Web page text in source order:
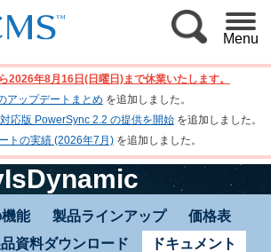
Menu
2026年8月16日(日曜日)まで休業いたします。
アップデートまとめ を追加しました。
応版 PowerSync 2.2 の提供を開始を追加しました。
トの実績 (2026年7月)を追加しました。
能 製品ラインアップ
価格表
資料ダウンロード ドキュメント